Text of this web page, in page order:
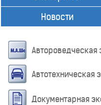
Новости
Автороведческая
Автотехническая
Документарная